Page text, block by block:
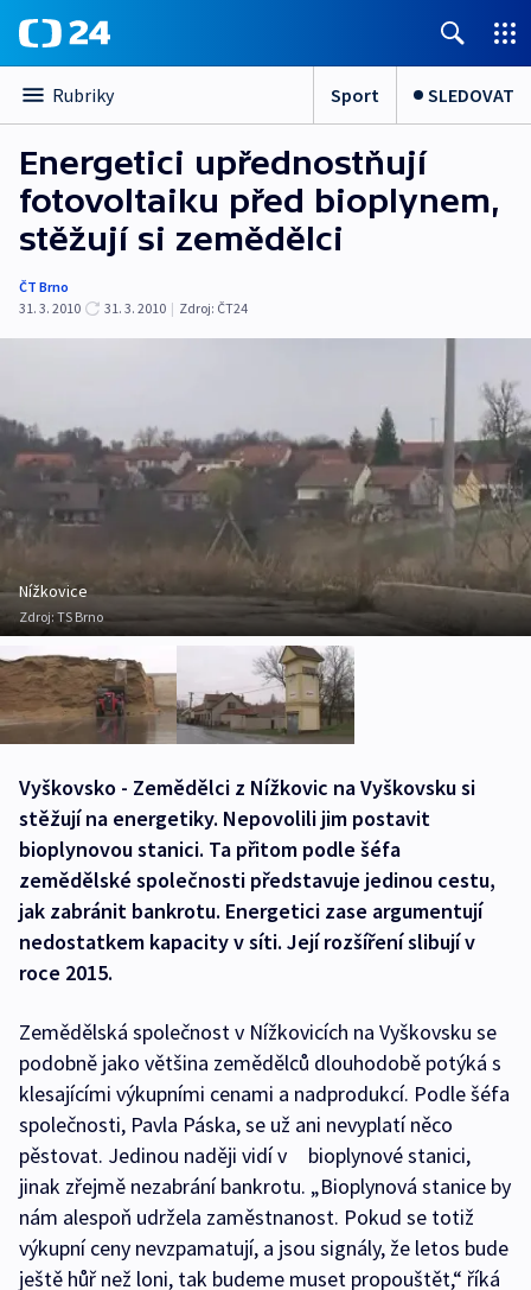
Rubriky Sport SLEDOVAT
Energetici upřednostňují
fotovoltaiku před bioplynem,
stěžují si zemědělci
ČT Brno
31. 3. 2010
31. 3. 2010 | Zdroj: ČT24
Nížkovice
Zdroj:TS Brno
Vyškovsko - Zemědělci z Nížkovic na Vyškovsku si
stěžují na energetiky. Nepovolili jim postavit
bioplynovou stanici. Ta přitom podle šéfa
zemědělské společnosti představuje jedinou cestu,
jak zabránit bankrotu. Energetici zase argumentují
nedostatkem kapacity v síti. Její rozšíření slibují v
roce 2015.
Zemědělská společnost v Nížkovicích na Vyškovsku se
podobně jako většina zemědělců dlouhodobě potýká s
klesajícími výkupními cenami a nadprodukcí. Podle šéfa
společnosti, Pavla Páska, se už ani nevyplatí něco
pěstovat. Jedinou naději vidí v bioplynové stanici,
jinak zřejmě nezabrání bankrotu. „Bioplynová stanice by
nám alespoň udržela zaměstnanost. Pokud se totiž
výkupní ceny nevzpamatují, a jsou signály, že letos bude
ještě hůř než loni, tak budeme muset propouštět,“ říká